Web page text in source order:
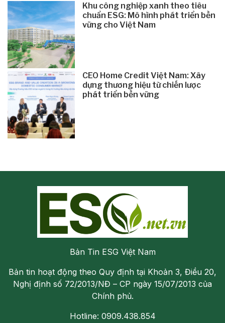
Khu công nghiệp xanh theo tiêu
chuẩn ESG: Mô hình phát triển bền
vững cho Việt Nam
CEO Home Credit Việt Nam: Xây
dựng thương hiệu từ chiến lược
phát triển bền vững
Bản Tin ESG Việt Nam
Bản tin hoạt động theo Quy định tại Khoản 3, Điều 20,
Nghị định số 72/2013/NĐ – CP ngày 15/07/2013 của
Chính phủ.
Hotline: 0909.438.854